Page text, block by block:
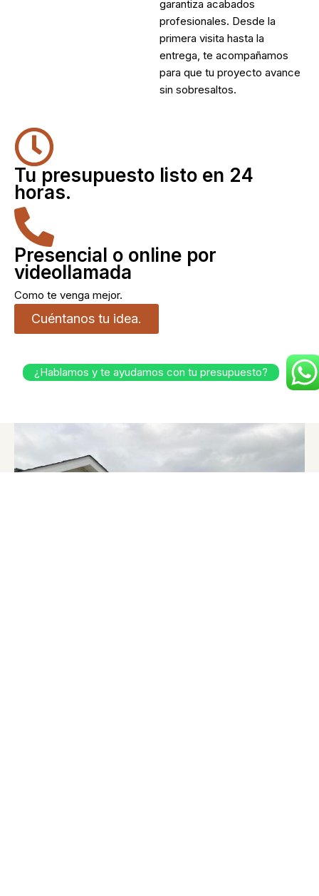
garantiza acabados
profesionales. Desde la
primera visita hasta la
entrega, te acompañamos
para que tu proyecto avance
sin sobresaltos.
Tu presupuesto listo en 24
horas.
Presencial o online por
videollamada
Como te venga mejor.
Cuéntanos tu idea.
¿Hablamos y te ayudamos con tu presupuesto?